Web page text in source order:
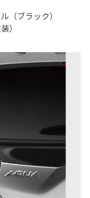
（ブラック）
）